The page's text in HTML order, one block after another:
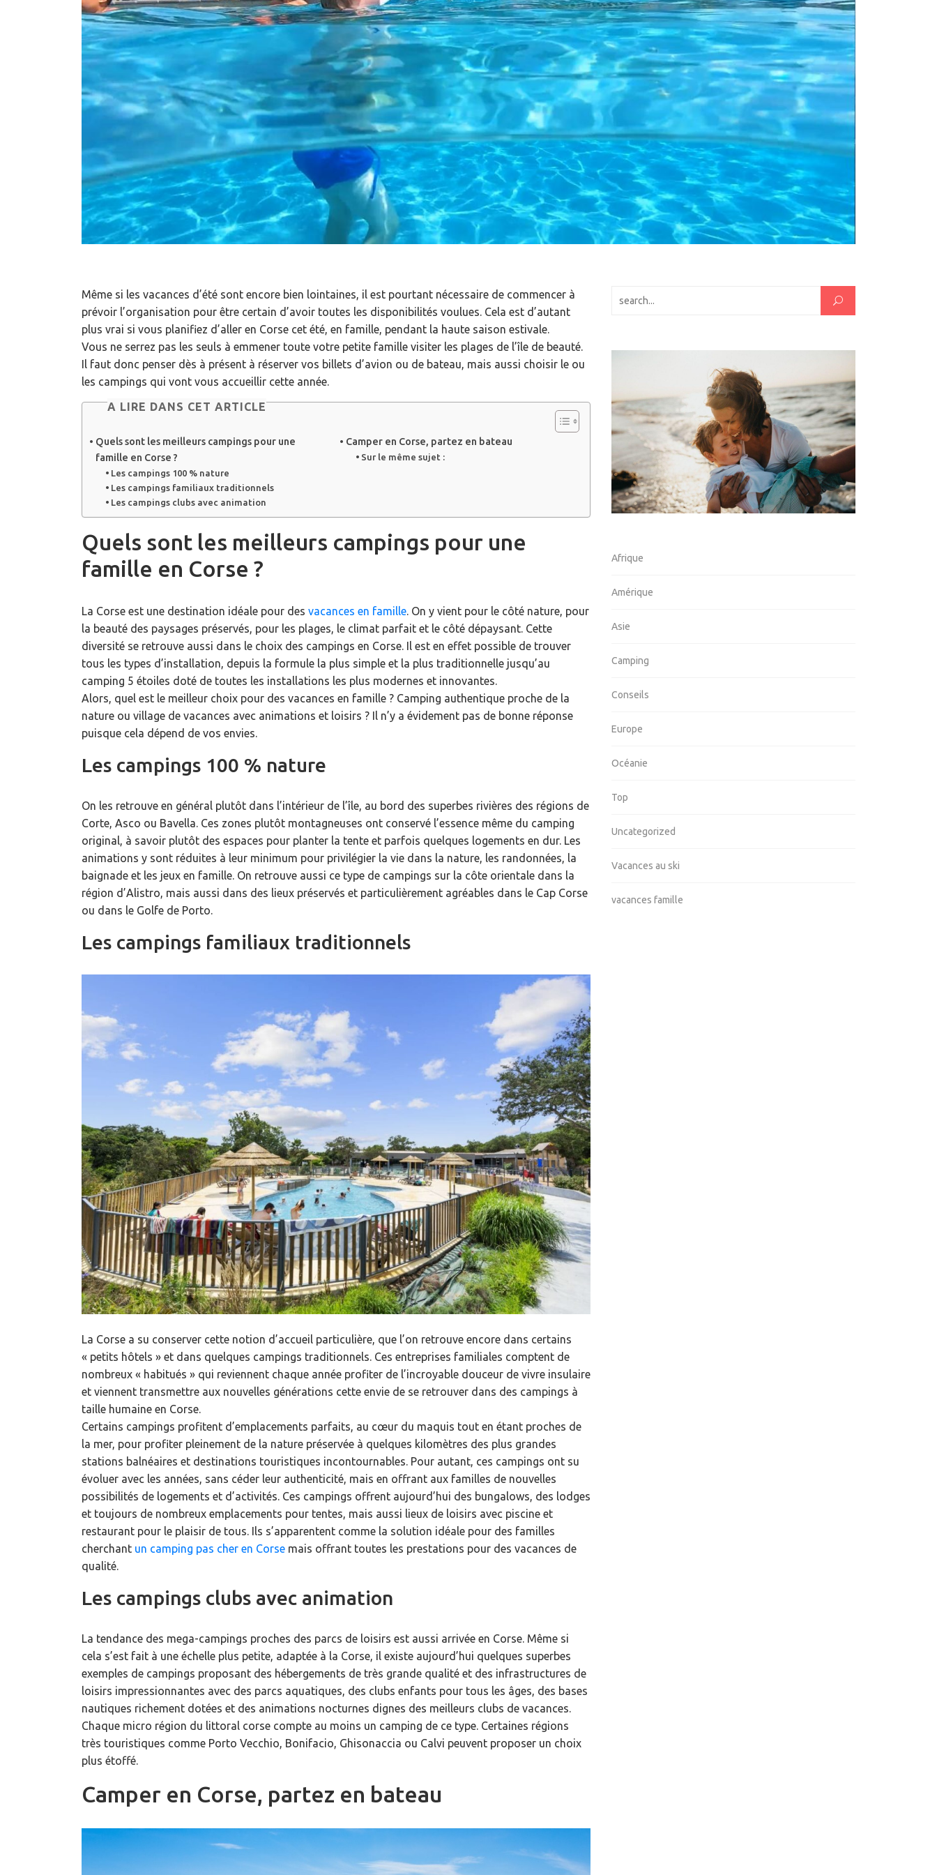
Même si les vacances d’été sont encore bien lointaines, il est pourtant nécessaire de commencer à
prévoir l’organisation pour être certain d’avoir toutes les disponibilités voulues. Cela est d’autant
plus vrai si vous planifiez d’aller en Corse cet été, en famille, pendant la haute saison estivale.
Vous ne serrez pas les seuls à emmener toute votre petite famille visiter les plages de l’île de beauté.
Il faut donc penser dès à présent à réserver vos billets d’avion ou de bateau, mais aussi choisir le ou
les campings qui vont vous accueillir cette année.
A LIRE DANS CET ARTICLE
Quels sont les meilleurs campings pour une
famille en Corse ?
Les campings 100 % nature
Les campings familiaux traditionnels
Les campings clubs avec animation
Camper en Corse, partez en bateau
Sur le même sujet :
Quels sont les meilleurs campings pour une
famille en Corse ?
La Corse est une destination idéale pour des vacances en famille. On y vient pour le côté nature, pour
la beauté des paysages préservés, pour les plages, le climat parfait et le côté dépaysant. Cette
diversité se retrouve aussi dans le choix des campings en Corse. Il est en effet possible de trouver
tous les types d’installation, depuis la formule la plus simple et la plus traditionnelle jusqu’au
camping 5 étoiles doté de toutes les installations les plus modernes et innovantes.
Alors, quel est le meilleur choix pour des vacances en famille ? Camping authentique proche de la
nature ou village de vacances avec animations et loisirs ? Il n’y a évidement pas de bonne réponse
puisque cela dépend de vos envies.
Les campings 100 % nature
On les retrouve en général plutôt dans l’intérieur de l’île, au bord des superbes rivières des régions de
Corte, Asco ou Bavella. Ces zones plutôt montagneuses ont conservé l’essence même du camping
original, à savoir plutôt des espaces pour planter la tente et parfois quelques logements en dur. Les
animations y sont réduites à leur minimum pour privilégier la vie dans la nature, les randonnées, la
baignade et les jeux en famille. On retrouve aussi ce type de campings sur la côte orientale dans la
région d’Alistro, mais aussi dans des lieux préservés et particulièrement agréables dans le Cap Corse
ou dans le Golfe de Porto.
Les campings familiaux traditionnels
La Corse a su conserver cette notion d’accueil particulière, que l’on retrouve encore dans certains
« petits hôtels » et dans quelques campings traditionnels. Ces entreprises familiales comptent de
nombreux « habitués » qui reviennent chaque année profiter de l’incroyable douceur de vivre insulaire
et viennent transmettre aux nouvelles générations cette envie de se retrouver dans des campings à
taille humaine en Corse.
Certains campings profitent d’emplacements parfaits, au cœur du maquis tout en étant proches de
la mer, pour profiter pleinement de la nature préservée à quelques kilomètres des plus grandes
stations balnéaires et destinations touristiques incontournables. Pour autant, ces campings ont su
évoluer avec les années, sans céder leur authenticité, mais en offrant aux familles de nouvelles
possibilités de logements et d’activités. Ces campings offrent aujourd’hui des bungalows, des lodges
et toujours de nombreux emplacements pour tentes, mais aussi lieux de loisirs avec piscine et
restaurant pour le plaisir de tous. Ils s’apparentent comme la solution idéale pour des familles
cherchant un camping pas cher en Corse mais offrant toutes les prestations pour des vacances de
qualité.
Les campings clubs avec animation
La tendance des mega-campings proches des parcs de loisirs est aussi arrivée en Corse. Même si
cela s’est fait à une échelle plus petite, adaptée à la Corse, il existe aujourd’hui quelques superbes
exemples de campings proposant des hébergements de très grande qualité et des infrastructures de
loisirs impressionnantes avec des parcs aquatiques, des clubs enfants pour tous les âges, des bases
nautiques richement dotées et des animations nocturnes dignes des meilleurs clubs de vacances.
Chaque micro région du littoral corse compte au moins un camping de ce type. Certaines régions
très touristiques comme Porto Vecchio, Bonifacio, Ghisonaccia ou Calvi peuvent proposer un choix
plus étoffé.
Camper en Corse, partez en bateau
Rechercher :
Afrique
Amérique
Asie
Camping
Conseils
Europe
Océanie
Top
Uncategorized
Vacances au ski
vacances famille